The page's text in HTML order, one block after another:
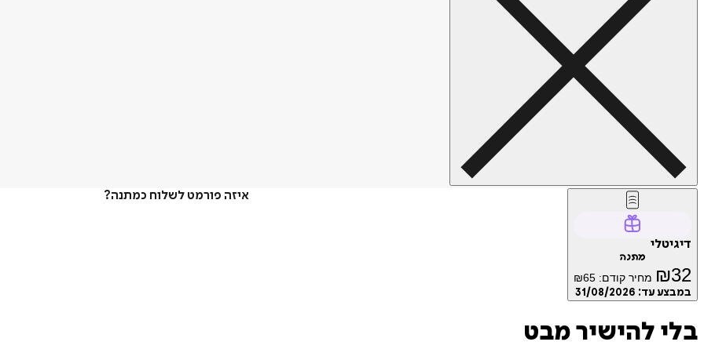
איזה פורמט לשלוח כמתנה?
דיגיטלי
מתנה
₪32 מחיר קודם: ₪65
במבצע עד: 31/08/2026
בלי להישיר מבט